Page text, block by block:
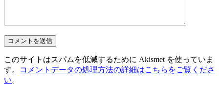
このサイトはスパムを低減するために Akismet を使っていま
す。
コメントデータの処理方法の詳細はこちらをご覧くださ
い。